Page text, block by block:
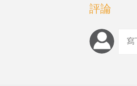
評論